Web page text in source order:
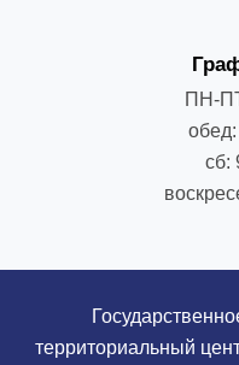
ПН-
сб:
территориальный